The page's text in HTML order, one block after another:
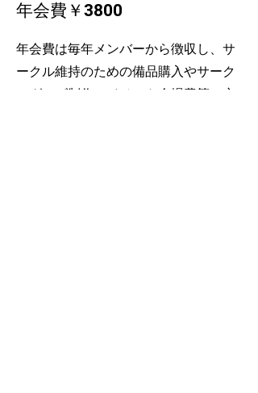
​年会費￥3800
年会費は毎年メンバーから徴収し、サ
ークル維持のための備品購入やサーク
ルグッズ制作、イベント会場費等に充